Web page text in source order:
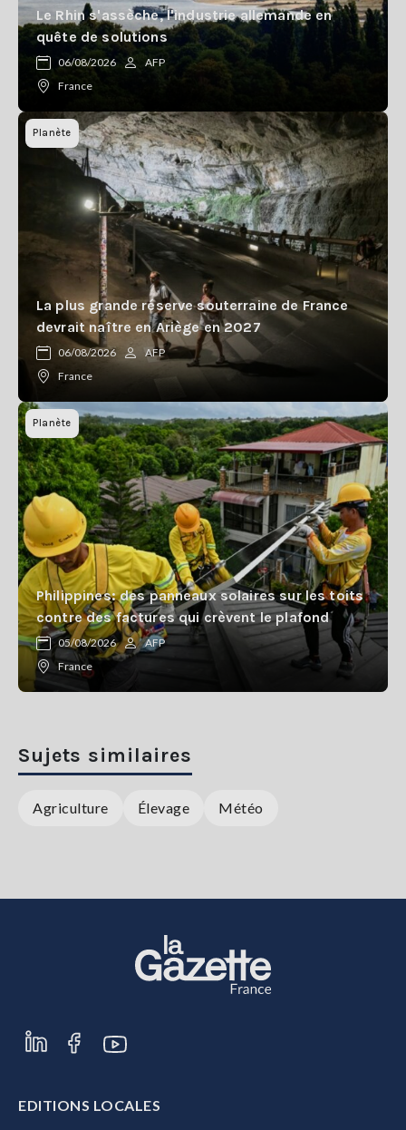
Le Rhin s'assèche, l'industrie allemande en
quête de solutions
06/08/2026
AFP
France
Planète
La plus grande réserve souterraine de France
devrait naître en Ariège en 2027
06/08/2026
AFP
France
Planète
Philippines: des panneaux solaires sur les toits
contre des factures qui crèvent le plafond
05/08/2026
AFP
France
Sujets similaires
Agriculture Élevage Météo
EDITIONS LOCALES